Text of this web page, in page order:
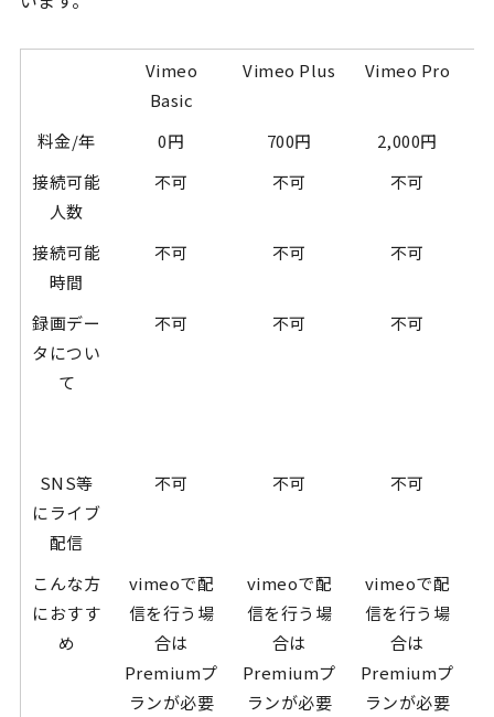
Vimeo
Basic
Vimeo Plus
Vimeo Pro
料金/年
0円 700円
2,000円
接続可能
人数
不可 不可 不可
接続可能
時間
不可 不可 不可
録画デー
タについ
て
不可 不可 不可
SNS等
にライブ
配信
不可 不可 不可
こんな方
におすす
め
vimeoで配
信を行う場
合は
Premiumプ
ランが必要
vimeoで配
信を行う場
合は
Premiumプ
ランが必要
vimeoで配
信を行う場
合は
Premiumプ
ランが必要